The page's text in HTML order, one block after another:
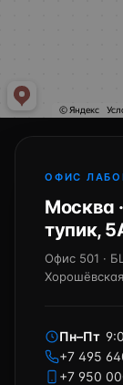
ОФИС
Москва
тупик,
Офис 501 ·
Хорошёвская
Пн–Пт
+7 495
+7 950